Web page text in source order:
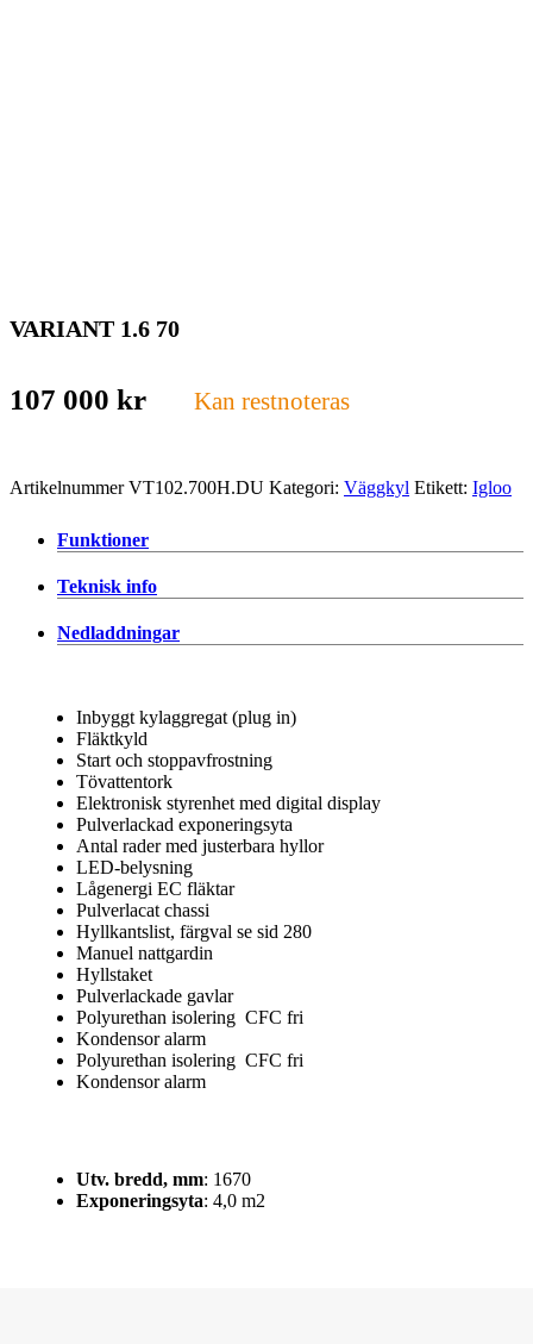
VARIANT 1.6 70
107 000 kr Kan restnoteras
ArtikelnummerVT102.700H.DU Kategori: Väggkyl Etikett: Igloo
Funktioner
Teknisk info
Nedladdningar
Inbyggt kylaggregat (plug in)
Fläktkyld
Start och stoppavfrostning
Tövattentork
Elektronisk styrenhet med digital display
Pulverlackad exponeringsyta
Antal rader med justerbara hyllor
LED-belysning
Lågenergi EC fläktar
Pulverlacat chassi
Hyllkantslist, färgval se sid 280
Manuel nattgardin
Hyllstaket
Pulverlackade gavlar
Polyurethan isolering CFC fri
Kondensor alarm
Polyurethan isolering CFC fri
Kondensor alarm
Utv. bredd, mm: 1670
Exponeringsyta: 4,0 m2